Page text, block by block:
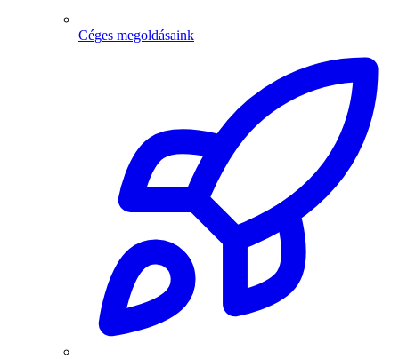
Céges megoldásaink